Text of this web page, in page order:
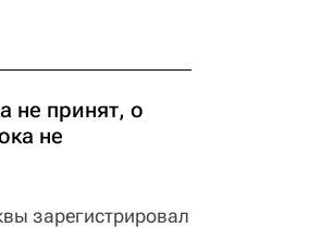
не принят, о
не
зарегистрировал